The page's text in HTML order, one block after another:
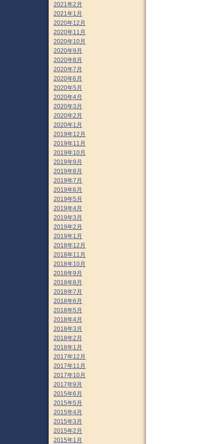
2021年2月
2021年1月
2020年12月
2020年11月
2020年10月
2020年9月
2020年8月
2020年7月
2020年6月
2020年5月
2020年4月
2020年3月
2020年2月
2020年1月
2019年12月
2019年11月
2019年10月
2019年9月
2019年8月
2019年7月
2019年6月
2019年5月
2019年4月
2019年3月
2019年2月
2019年1月
2018年12月
2018年11月
2018年10月
2018年9月
2018年8月
2018年7月
2018年6月
2018年5月
2018年4月
2018年3月
2018年2月
2018年1月
2017年12月
2017年11月
2017年10月
2017年9月
2015年6月
2015年5月
2015年4月
2015年3月
2015年2月
2015年1月